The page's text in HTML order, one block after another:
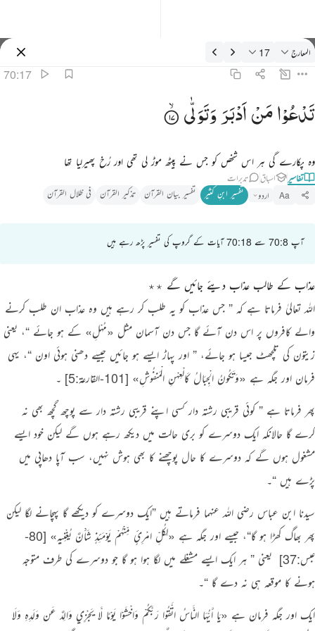
تفسیر: المعارج 70:17
المعارج 17
70:17
تَدْعُوا۟ مَنْ أَدْبَرَ وَتَوَلَّىٰ ١٧
تَدْعُوْامَنْاَدْبَرَوَتَوَلّٰی
وہ پکارے گی ہر اس شخص کو جس نے پیٹھ موڑ لی تھی اور رُخ پھیرلیا تھا
تفاسیر اسباق تدبرات
Aa اردو تفسیر ابنِ کثیر تفسیر بیان القرآن تذکیر القرآن فی ظلال القرآن
آپ 70:8 سے 70:18 آیات کے گروپ کی تفسیر پڑھ رہے ہیں
عذاب کے طالب عذاب دیئے جائیں گے ٭٭
اللہ تعالیٰ فرماتا ہے کہ ” جس عذاب کو یہ طلب کر رہے ہیں وہ عذاب ان طلب کرنے
والے کافروں پر اس دن آئے گا جس دن آسمان مثل «مُهْلِ» کے ہو جائے “، یعنی
زیتون کی تلچھٹ جیسا ہو جائے، ” اور پہاڑ ایسے ہو جائیں جیسے دھنی ہوئی اون “، یہی
فرمان اور جگہ ہے «‏وَتَكُونُ الْجِبَالُ كَالْعِهْنِ الْمَنفُوشِ» [101-القارعة:5]
‏۔
پھر فرماتا ہے ” کوئی قریبی رشتہ دار کسی اپنے قریبی رشتہ دار سے پوچھ گچھ بھی نہ
کرے گا حالانکہ ایک دوسرے کو بری حالت میں دیکھ رہے ہوں گے لیکن خود ایسے
مشغول ہوں گے کہ دوسرے کا حال پوچھنے کا بھی ہوش نہیں، سب آپا دھاپی میں
پڑے ہیں “۔
سیدنا ابن عباس رضی اللہ عنہما فرماتے ہیں ”ایک دوسرے کو دیکھے گا پہچانے لگا لیکن
پھر بھاگ کھڑا ہو گا“، جیسے اور جگہ ہے «لِكُلِّ امْرِئٍ مِّنْهُمْ يَوْمَئِذٍ شَأْنٌ يُغْنِيهِ»
[80-
عبس:37]
‏ یعنی ” ہر ایک ایسے مشغلے میں لگا ہوا ہو گا جو دوسرے کی طرف متوجہ
ہونے کا موقعہ ہی نہ دے گا “۔
ایک اور جگہ فرمان ہے «يَا أَيُّهَا النَّاسُ اتَّقُوا رَبَّكُمْ وَاخْشَوْا يَوْمًا لَّا يَجْزِي وَالِدٌ عَن وَلَدِهِ وَلَا